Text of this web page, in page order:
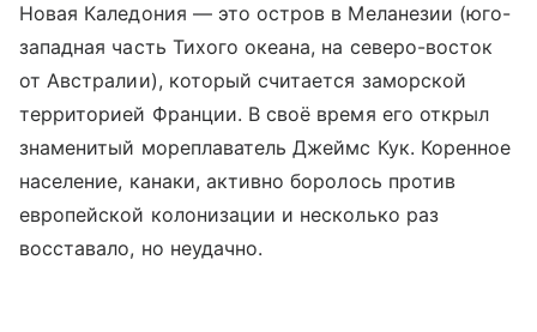
Новая Каледония — это остров в Меланезии (юго-
западная часть Тихого океана, на северо-восток
от Австралии), который считается заморской
территорией Франции. В своё время его открыл
знаменитый мореплаватель Джеймс Кук. Коренное
население, канаки, активно боролось против
европейской колонизации и несколько раз
восставало, но неудачно.